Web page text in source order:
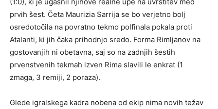
prvih šest. Četa Maurizia Sarrija se bo verjetno bolj
osredotočila na povratno tekmo polfinala pokala proti
Atalanti, ki jih čaka prihodnjo sredo. Forma Rimljanov na
gostovanjih ni obetavna, saj so na zadnjih šestih
prvenstvenih tekmah izven Rima slavili le enkrat (1
zmaga, 3 remiji, 2 poraza).
Glede igralskega kadra nobena od ekip nima novih težav